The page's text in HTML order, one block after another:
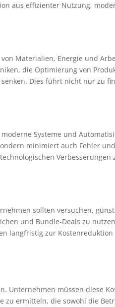
aus effizienter Nutzung,
Materialien, Energie und
die Optimierung von
Dies führt nicht nur zu
Systeme und
minimiert auch Fehler
Verbesserungen
sollten versuchen,
und Bundle-Deals zu
langfristig zur
Unternehmen müssen diese
zu ermitteln, die sowohl die